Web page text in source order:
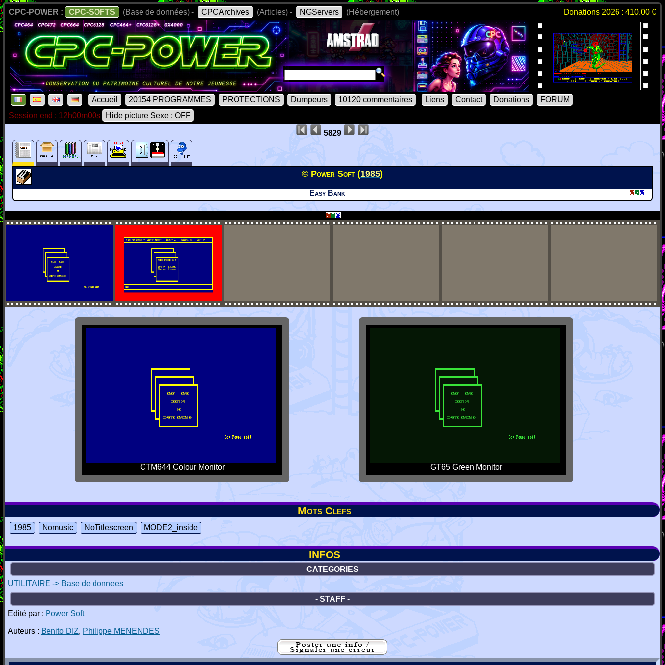
CPC-POWER : CPC-SOFTS (Base de données) - CPCArchives (Articles) - NGServers (Hébergement) Donations 2026 : 410.00 €
Accueil 20154 PROGRAMMES PROTECTIONS Dumpeurs 10120 commentaires Liens Contact Donations
FORUM
Session end : 12h00m00s
Hide picture Sexe : OFF
5829
© Power Soft (1985)
Easy Bank
CTM644 Colour Monitor GT65 Green Monitor
Mots Clefs
1985 Nomusic NoTitlescreen MODE2_inside
INFOS
- CATEGORIES -
UTILITAIRE -> Base de donnees
- STAFF -
Edité par : Power Soft
Auteurs : Benito DIZ, Philippe MENENDES